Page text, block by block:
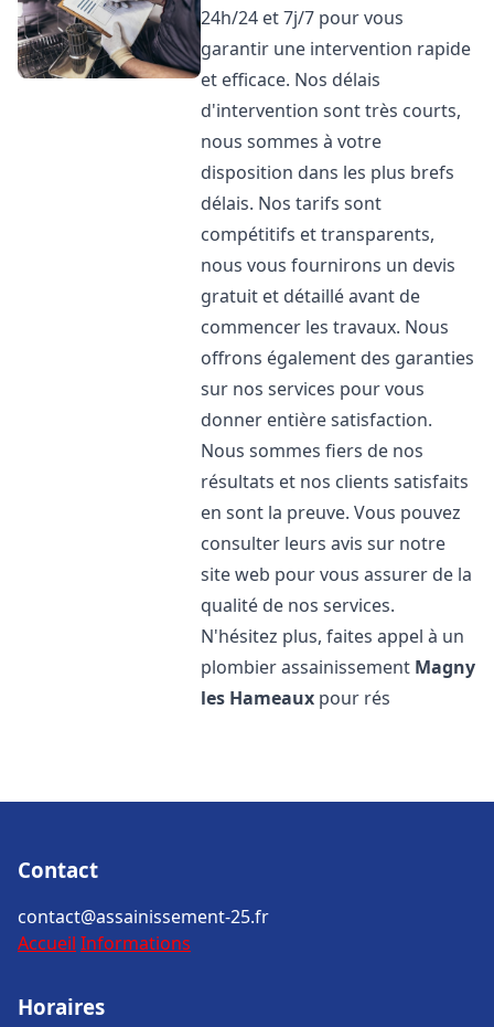
24h/24 et 7j/7 pour vous
garantir une intervention rapide
et efficace. Nos délais
d'intervention sont très courts,
nous sommes à votre
disposition dans les plus brefs
délais. Nos tarifs sont
compétitifs et transparents,
nous vous fournirons un devis
gratuit et détaillé avant de
commencer les travaux. Nous
offrons également des garanties
sur nos services pour vous
donner entière satisfaction.
Nous sommes fiers de nos
résultats et nos clients satisfaits
en sont la preuve. Vous pouvez
consulter leurs avis sur notre
site web pour vous assurer de la
qualité de nos services.
N'hésitez plus, faites appel à un
plombier assainissement Magny
les Hameaux pour rés
Contact
contact@assainissement-25.fr
Accueil Informations
Horaires